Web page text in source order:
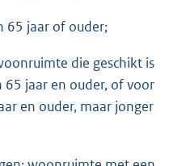
65 jaar of ouder;
die geschikt is
65 jaar en ouder, of voor
en ouder, maar jonger